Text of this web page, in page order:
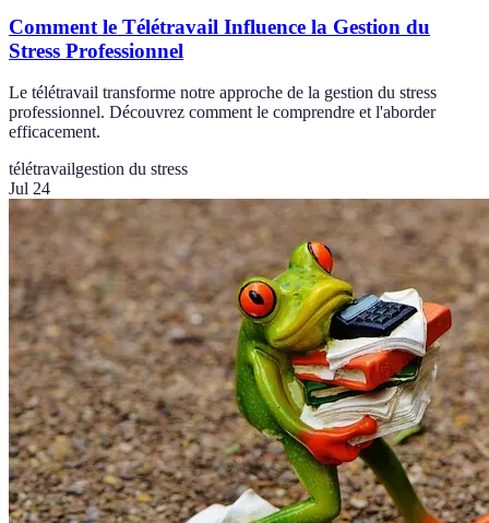
Comment le Télétravail Influence la Gestion du
Stress Professionnel
Le télétravail transforme notre approche de la gestion du stress
professionnel. Découvrez comment le comprendre et l'aborder
efficacement.
télétravailgestion du stress
Jul 24